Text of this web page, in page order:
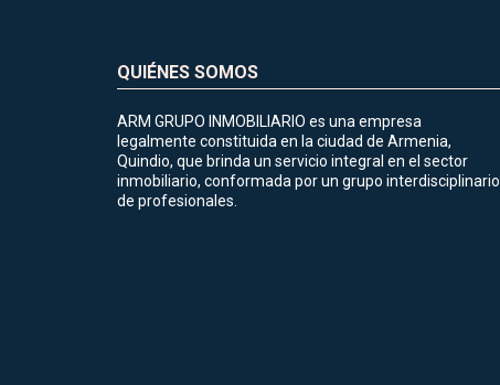
QUIÉNES SOMOS
ARM GRUPO INMOBILIARIO es una empresa
legalmente constituida en la ciudad de Armenia,
Quindio, que brinda un servicio integral en el sector
inmobiliario, conformada por un grupo interdisciplinario
de profesionales.